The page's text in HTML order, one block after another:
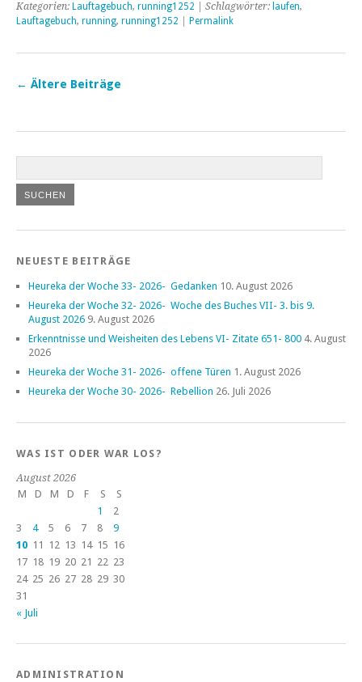
Kategorien: Lauftagebuch, running1252 | Schlagwörter: laufen,
Lauftagebuch, running, running1252 Permalink
← Ältere Beiträge
NEUESTE BEITRÄGE
Heureka der Woche 33- 2026- Gedanken 10. August 2026
Heureka der Woche 32- 2026- Woche des Buches VII- 3. bis 9.
August 2026 9. August 2026
Erkenntnisse und Weisheiten des Lebens VI- Zitate 651- 800 4. August
2026
Heureka der Woche 31- 2026- offene Türen 1. August 2026
Heureka der Woche 30- 2026- Rebellion 26. Juli 2026
WAS IST ODER WAR LOS?
August 2026
M
D M D F S
S
1
2
3
4 5 6 7 8
9
10 11 12 13 14 15 16
17 18 19 20 21 22 23
24 25 26 27 28 29 30
31
« Juli
ADMINISTRATION